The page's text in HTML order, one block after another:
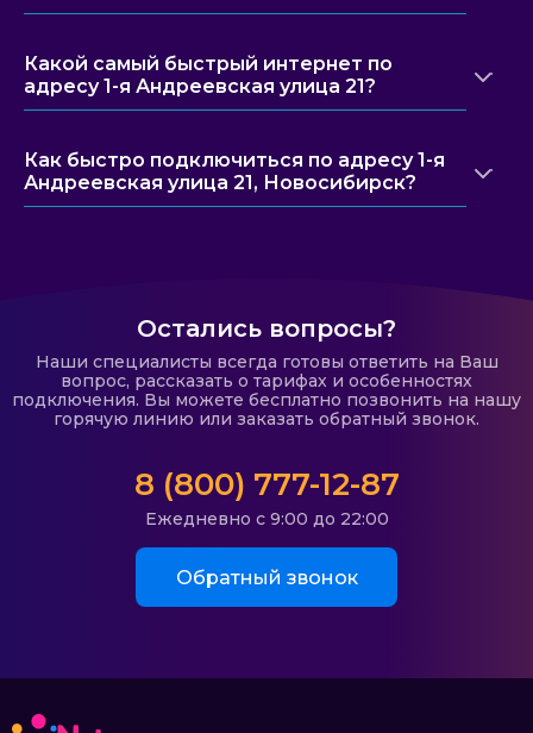
Какой самый быстрый интернет по
адресу 1-я Андреевская улица 21?
Как быстро подключиться по адресу 1-я
Андреевская улица 21, Новосибирск?
Остались вопросы?
Наши специалисты всегда готовы ответить на Ваш
вопрос, рассказать о тарифах и особенностях
подключения. Вы можете бесплатно позвонить на нашу
горячую линию или заказать обратный звонок.
8 (800) 777-12-87
Ежедневно с 9:00 до 22:00
Обратный звонок